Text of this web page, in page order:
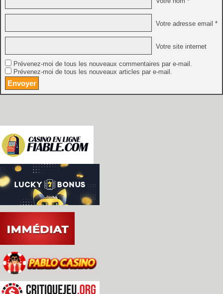
Votre adresse email *
Votre site internet
Prévenez-moi de tous les nouveaux commentaires par e-mail.
Prévenez-moi de tous les nouveaux articles par e-mail.